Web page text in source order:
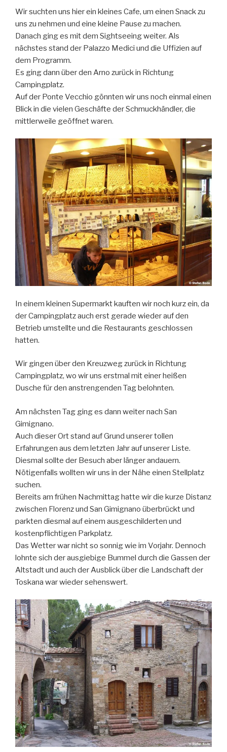
Wir suchten uns hier ein kleines Cafe, um einen Snack zu
uns zu nehmen und eine kleine Pause zu machen.
Danach ging es mit dem Sightseeing weiter. Als
nächstes stand der Palazzo Medici und die Uffizien auf
dem Programm.
Es ging dann über den Arno zurück in Richtung
Campingplatz.
Auf der Ponte Vecchio gönnten wir uns noch einmal einen
Blick in die vielen Geschäfte der Schmuckhändler, die
mittlerweile geöffnet waren.
In einem kleinen Supermarkt kauften wir noch kurz ein, da
der Campingplatz auch erst gerade wieder auf den
Betrieb umstellte und die Restaurants geschlossen
hatten.
Wir gingen über den Kreuzweg zurück in Richtung
Campingplatz, wo wir uns erstmal mit einer heißen
Dusche für den anstrengenden Tag belohnten.
Am nächsten Tag ging es dann weiter nach San
Gimignano.
Auch dieser Ort stand auf Grund unserer tollen
Erfahrungen aus dem letzten Jahr auf unserer Liste.
Diesmal sollte der Besuch aber länger andauern.
Nötigenfalls wollten wir uns in der Nähe einen Stellplatz
suchen.
Bereits am frühen Nachmittag hatte wir die kurze Distanz
zwischen Florenz und San Gimignano überbrückt und
parkten diesmal auf einem ausgeschilderten und
kostenpflichtigen Parkplatz.
Das Wetter war nicht so sonnig wie im Vorjahr. Dennoch
lohnte sich der ausgiebige Bummel durch die Gassen der
Altstadt und auch der Ausblick über die Landschaft der
Toskana war wieder sehenswert.